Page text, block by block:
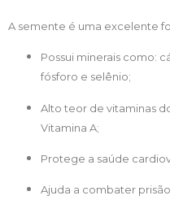
A semente é uma excelente
Possui minerais como:
fósforo e selênio;
Alto teor de vitaminas
Vitamina A;
Protege a saúde
Ajuda a combater